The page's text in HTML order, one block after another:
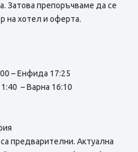
Затова препоръчваме да се
на хотел и оферта.
– Енфида 17:25
– Варна 16:10
предварителни. Актуална